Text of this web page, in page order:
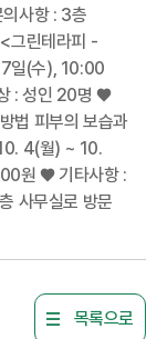
사항 : 3층
그린테라피 -
일(수), 10:00
: 성인 20명 ♥
법 피부의 보습과
4(월) ~ 10.
원 ♥ 기타사항 :
사무실로 방문
목록으로